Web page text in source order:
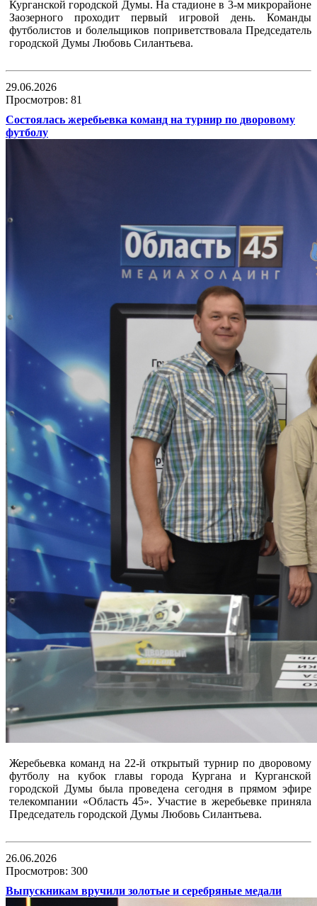
Курганской городской Думы. На стадионе в 3-м микрорайоне
Заозерного проходит первый игровой день. Команды
футболистов и болельщиков поприветствовала Председатель
городской Думы Любовь Силантьева.
29.06.2026
Просмотров: 81
Состоялась жеребьевка команд на турнир по дворовому
футболу
Жеребьевка команд на 22-й открытый турнир по дворовому
футболу на кубок главы города Кургана и Курганской
городской Думы была проведена сегодня в прямом эфире
телекомпании «Область 45». Участие в жеребьевке приняла
Председатель городской Думы Любовь Силантьева.
26.06.2026
Просмотров: 300
Выпускникам вручили золотые и серебряные медали